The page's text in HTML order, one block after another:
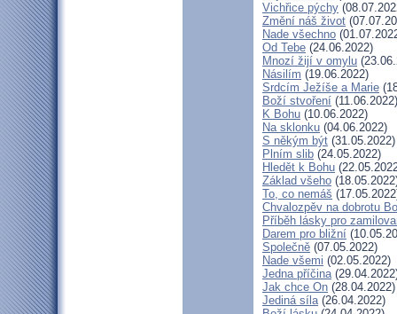
Vichřice pýchy
Změní náš život
Nade všechno
Od Tebe (24.06.2022)
Mnozí žijí v omylu
Násilím (19.06.2022)
Srdcím Ježíše a Marie
Boží stvoření (11.06.2022)
K Bohu (10.06.2022)
Na sklonku (04.06.2022)
S někým být (31.05.2022)
Plním slib (24.05.2022)
Hledět k Bohu
Základ všeho
To, co nemáš
Chvalozpěv na dobrotu
Příběh lásky pro
Darem pro bližní
Společně (07.05.2022)
Nade všemi (02.05.2022)
Jedna příčina
Jak chce On (28.04.2022)
Jediná síla(26.04.2022)